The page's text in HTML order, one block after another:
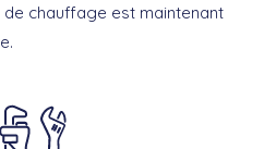
chauffage est maintenant